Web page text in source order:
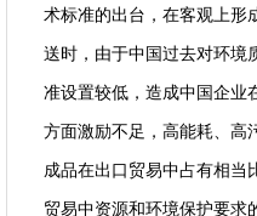
术标准的出台，在客观上形
送时，由于中国过去对环境
准设置较低，造成中国企业
方面激励不足，高能耗、高
成品在出口贸易中占有相当
贸易中资源和环境保护要求